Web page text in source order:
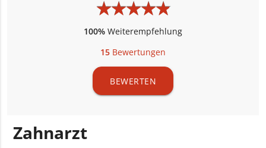
★★★★★
★★★★★
100% Weiterempfehlung
15 Bewertungen
BEWERTEN
Zahnarzt